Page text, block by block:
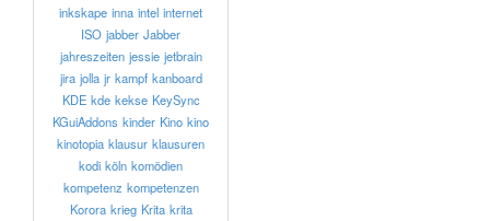
inkskape inna intel internet
ISO jabber Jabber
jahreszeiten jessie jetbrain
jira jolla jr kampf kanboard
KDE kde kekse KeySync
KGuiAddons kinder Kino kino
kinotopia klausur klausuren
kodi köln komödien
kompetenz kompetenzen
Korora krieg Krita krita